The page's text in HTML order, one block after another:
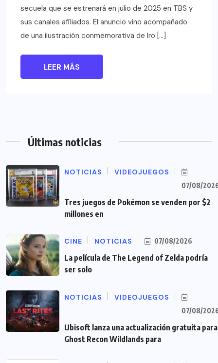
secuela que se estrenará en julio de 2025 en TBS y
sus canales afiliados. El anuncio vino acompañado
de una ilustración conmemorativa de Iro […]
LEER MÁS
Últimas noticias
NOTICIAS VIDEOJUEGOS
07/08/
Tres juegos de Pokémon se venden por $2
millones en
CINE NOTICIAS 07/08/2026
La película de The Legend of Zelda podría
ser solo
NOTICIAS VIDEOJUEGOS
07/08/
Ubisoft lanza una actualización gratuita para
Ghost Recon Wildlands para